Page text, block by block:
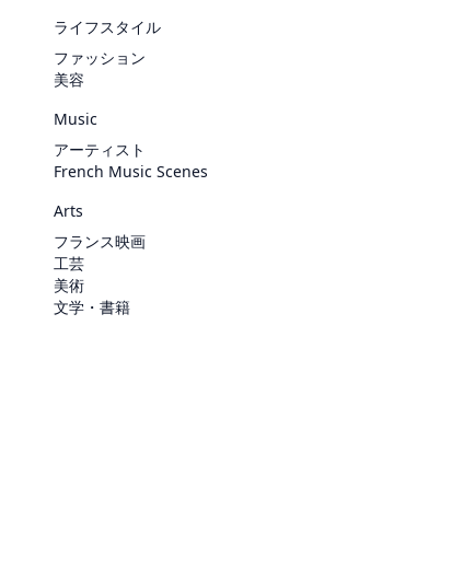
ライフスタイル
ファッション
美容
Music
アーティスト
French Music Scenes
Arts
フランス映画
工芸
美術
文学・書籍